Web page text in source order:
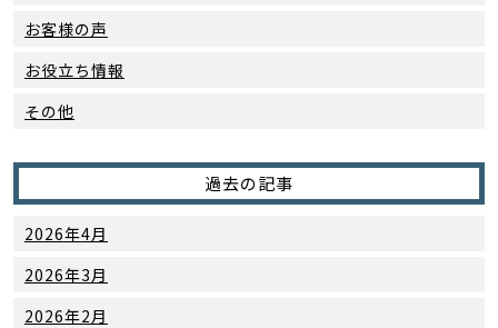
お客様の声
お役立ち情報
その他
過去の記事
2026年4月
2026年3月
2026年2月